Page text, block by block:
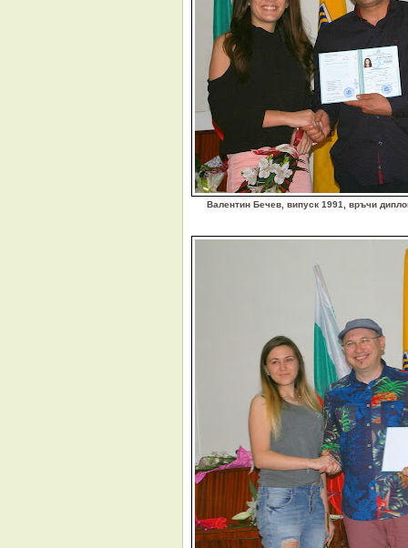
Валентин Бечев, випуск 1991, връчи